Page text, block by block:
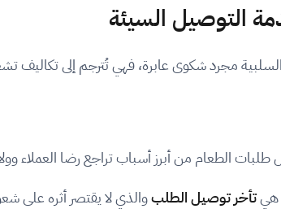
التوصيل السيئة
مجرد شكوى عابرة، فهي تُترجم إلى تكاليف
طلبات الطعام من أبرز أسباب تراجع رضا
هيتأخر توصيل الطلبوالذي لا يقتصر أثره على